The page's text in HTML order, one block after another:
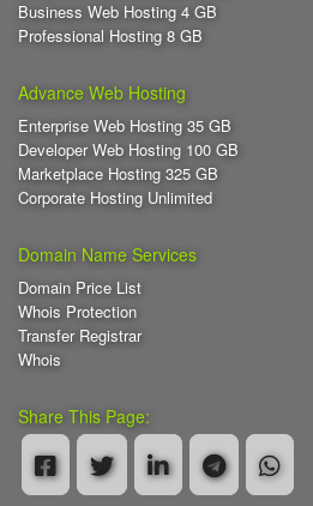
Business Web Hosting 4 GB
Professional Hosting 8 GB
Advance Web Hosting
Enterprise Web Hosting 35 GB
Developer Web Hosting 100 GB
Marketplace Hosting 325 GB
Corporate Hosting Unlimited
Domain Name Services
Domain Price List
Whois Protection
Transfer Registrar
Whois
Share This Page: